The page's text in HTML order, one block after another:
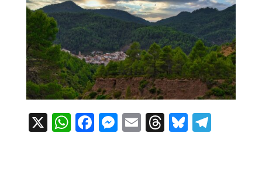
X WhatsApp
Facebook
Messenger
EmailThreads
Bluesky